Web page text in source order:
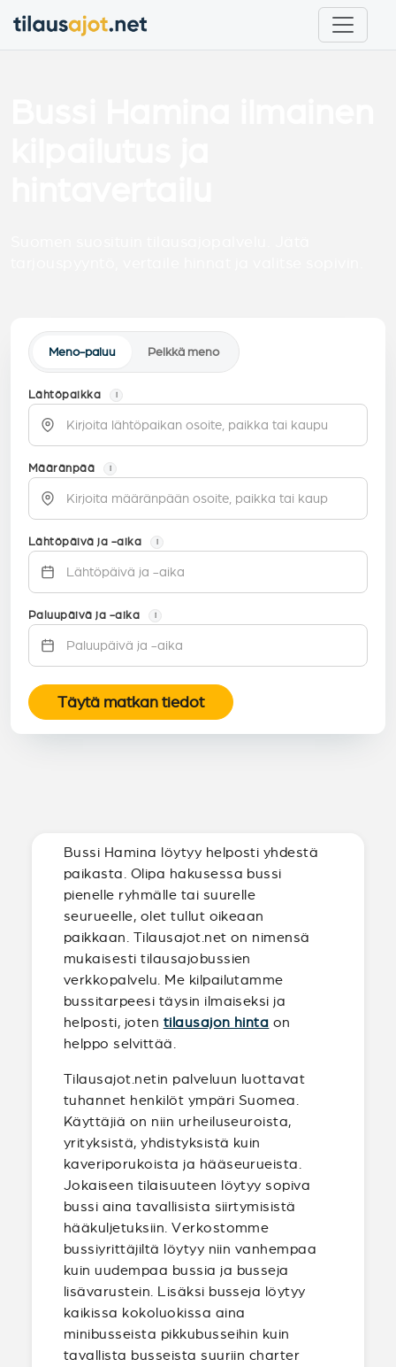
Meno-paluu Pelkkä meno
Lähtöpaikka i
Määränpää i
Lähtöpäivä ja -aika i
Paluupäivä ja -aika i
Täytä matkan tiedot
Bussi Hamina löytyy helposti yhdestä
paikasta. Olipa hakusessa bussi
pienelle ryhmälle tai suurelle
seurueelle, olet tullut oikeaan
paikkaan. Tilausajot.net on nimensä
mukaisesti tilausajobussien
verkkopalvelu. Me kilpailutamme
bussitarpeesi täysin ilmaiseksi ja
helposti, joten tilausajon hinta on
helppo selvittää.
Tilausajot.netin palveluun luottavat
tuhannet henkilöt ympäri Suomea.
Käyttäjiä on niin urheiluseuroista,
yrityksistä, yhdistyksistä kuin
kaveriporukoista ja hääseurueista.
Jokaiseen tilaisuuteen löytyy sopiva
bussi aina tavallisista siirtymisistä
hääkuljetuksiin. Verkostomme
bussiyrittäjiltä löytyy niin vanhempaa
kuin uudempaa bussia ja busseja
lisävarustein. Lisäksi busseja löytyy
kaikissa kokoluokissa aina
minibusseista pikkubusseihin kuin
tavallista busseista suuriin charter